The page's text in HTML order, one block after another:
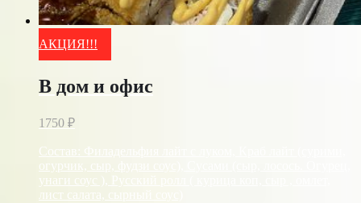
АКЦИЯ!!!
В дом и офис
1750 ₽
Состав: Филадельфия лайт с луком, Краб лайт (сурими,
огурчик, сыр, фудзи соус), Сусами (сыр, лосось. Огурец,
унаги соус ), Русский ролл ( курица коп, сыр , омлет,
лист салата, сырный соус)